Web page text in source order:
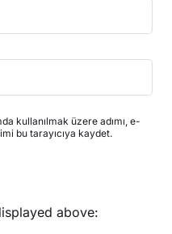
kullanılmak üzere adımı, e-
bu tarayıcıya kaydet.
above: